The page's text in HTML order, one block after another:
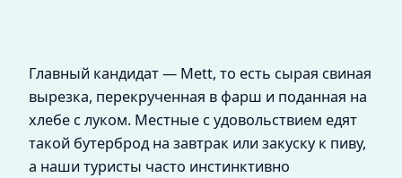
Главный кандидат — Mett, то есть сырая свиная
вырезка, перекрученная в фарш и поданная на
хлебе с луком. Местные с удовольствием едят
такой бутерброд на завтрак или закуску к пиву,
а наши туристы часто инстинктивно